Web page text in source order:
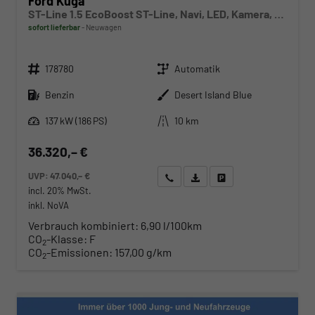
ST-Line 1.5 EcoBoost ST-Line, Navi, LED, Kamera, Winter, FS beheizbar
sofort lieferbar Neuwagen
Fahrzeugnr. 178780 Getriebe Automatik
Kraftstoff Benzin Außenfarbe Desert Island Blue
Leistung
137 kW (186 PS) Kilometerstand 10 km
36.320,– €
UVP:47.040,– €
incl. 20% MwSt.
inkl. NoVA
Wir rufen Sie anAngebot drucken (PDF)
Verbrauch kombiniert: 6,90 l/100km
CO2-Klasse: F
CO2-Emissionen: 157,00 g/km